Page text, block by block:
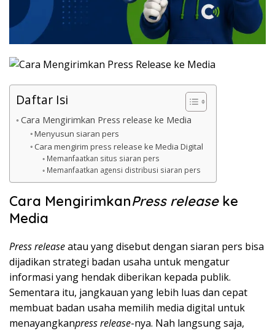
Daftar Isi
Cara Mengirimkan Press release ke Media
Menyusun siaran pers
Cara mengirim press release ke Media Digital
Memanfaatkan situs siaran pers
Memanfaatkan agensi distribusi siaran pers
Cara MengirimkanPress releaseke
Media
Press releaseatau yang disebut dengan siaran pers bisa
dijadikan strategi badan usaha untuk mengatur
informasi yang hendak diberikan kepada publik.
Sementara itu, jangkauan yang lebih luas dan cepat
membuat badan usaha memilih media digital untuk
menayangkanpress release-nya. Nah langsung saja,